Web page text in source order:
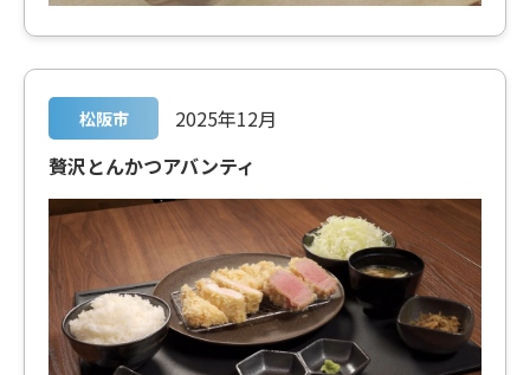
松阪市
2025年12月
贅沢とんかつアバンティ